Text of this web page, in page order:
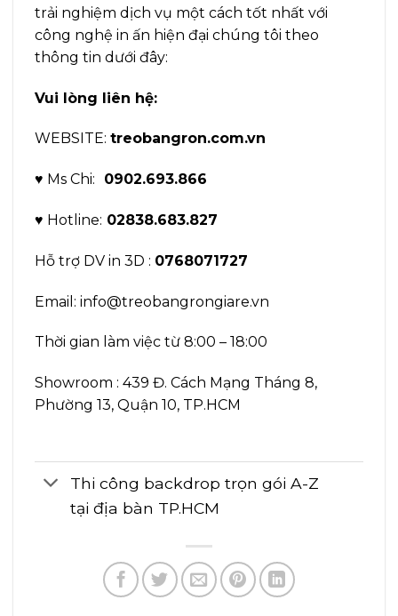
trải nghiệm dịch vụ một cách tốt nhất với
công nghệ in ấn hiện đại chúng tôi theo
thông tin dưới đây:
Vui lòng liên hệ:
WEBSITE: treobangron.com.vn
♥ Ms Chi: 0902.693.866
♥ Hotline: 02838.683.827
Hỗ trợ DV in 3D : 0768071727
Email: info@treobangrongiare.vn
Thời gian làm việc từ 8:00 – 18:00
Showroom : 439 Đ. Cách Mạng Tháng 8,
Phường 13, Quận 10, TP.HCM
Thi công backdrop trọn gói A-Z
tại địa bàn TP.HCM